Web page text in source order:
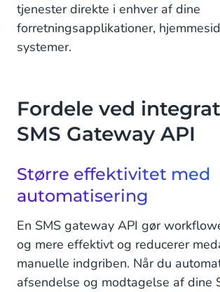
tjenester direkte i enhver af dine
forretningsapplikationer,
systemer.
Fordele ved
SMS Gateway API
Større effektivitet med
automatisering
En SMS gateway API gør
og mere effektivt og reducerer
manuelle indgriben. Når du
afsendelse og modtagelse af dine